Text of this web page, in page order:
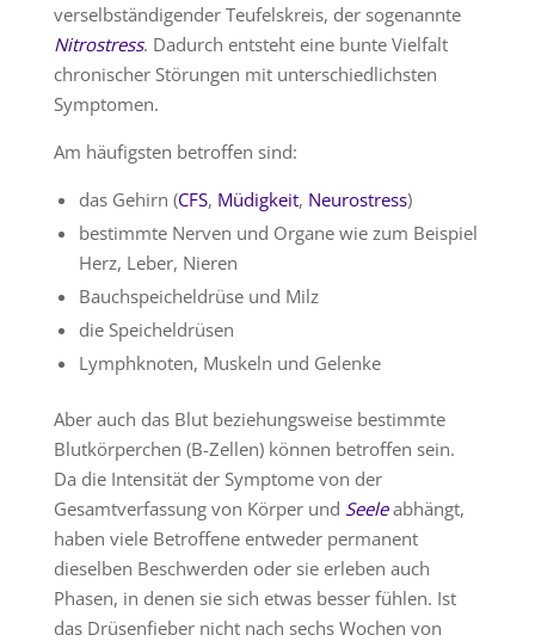
verselbständigender Teufelskreis, der sogenannte
Nitrostress. Dadurch entsteht eine bunte Vielfalt
chronischer Störungen mit unterschiedlichsten
Symptomen.
Am häufigsten betroffen sind:
das Gehirn (CFS, Müdigkeit, Neurostress)
bestimmte Nerven und Organe wie zum Beispiel
Herz, Leber, Nieren
Bauchspeicheldrüse und Milz
die Speicheldrüsen
Lymphknoten, Muskeln und Gelenke
Aber auch das Blut beziehungsweise bestimmte
Blutkörperchen (B-Zellen) können betroffen sein.
Da die Intensität der Symptome von der
Gesamtverfassung von Körper und Seeleabhängt,
haben viele Betroffene entweder permanent
dieselben Beschwerden oder sie erleben auch
Phasen, in denen sie sich etwas besser fühlen. Ist
das Drüsenfieber nicht nach sechs Wochen von